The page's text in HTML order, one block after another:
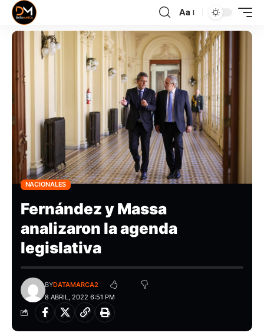
Aa
NACIONALES
Fernández y Massa
analizaron la agenda
legislativa
8 ABRIL, 2022 6:51 PM
BYDATAMARCA2